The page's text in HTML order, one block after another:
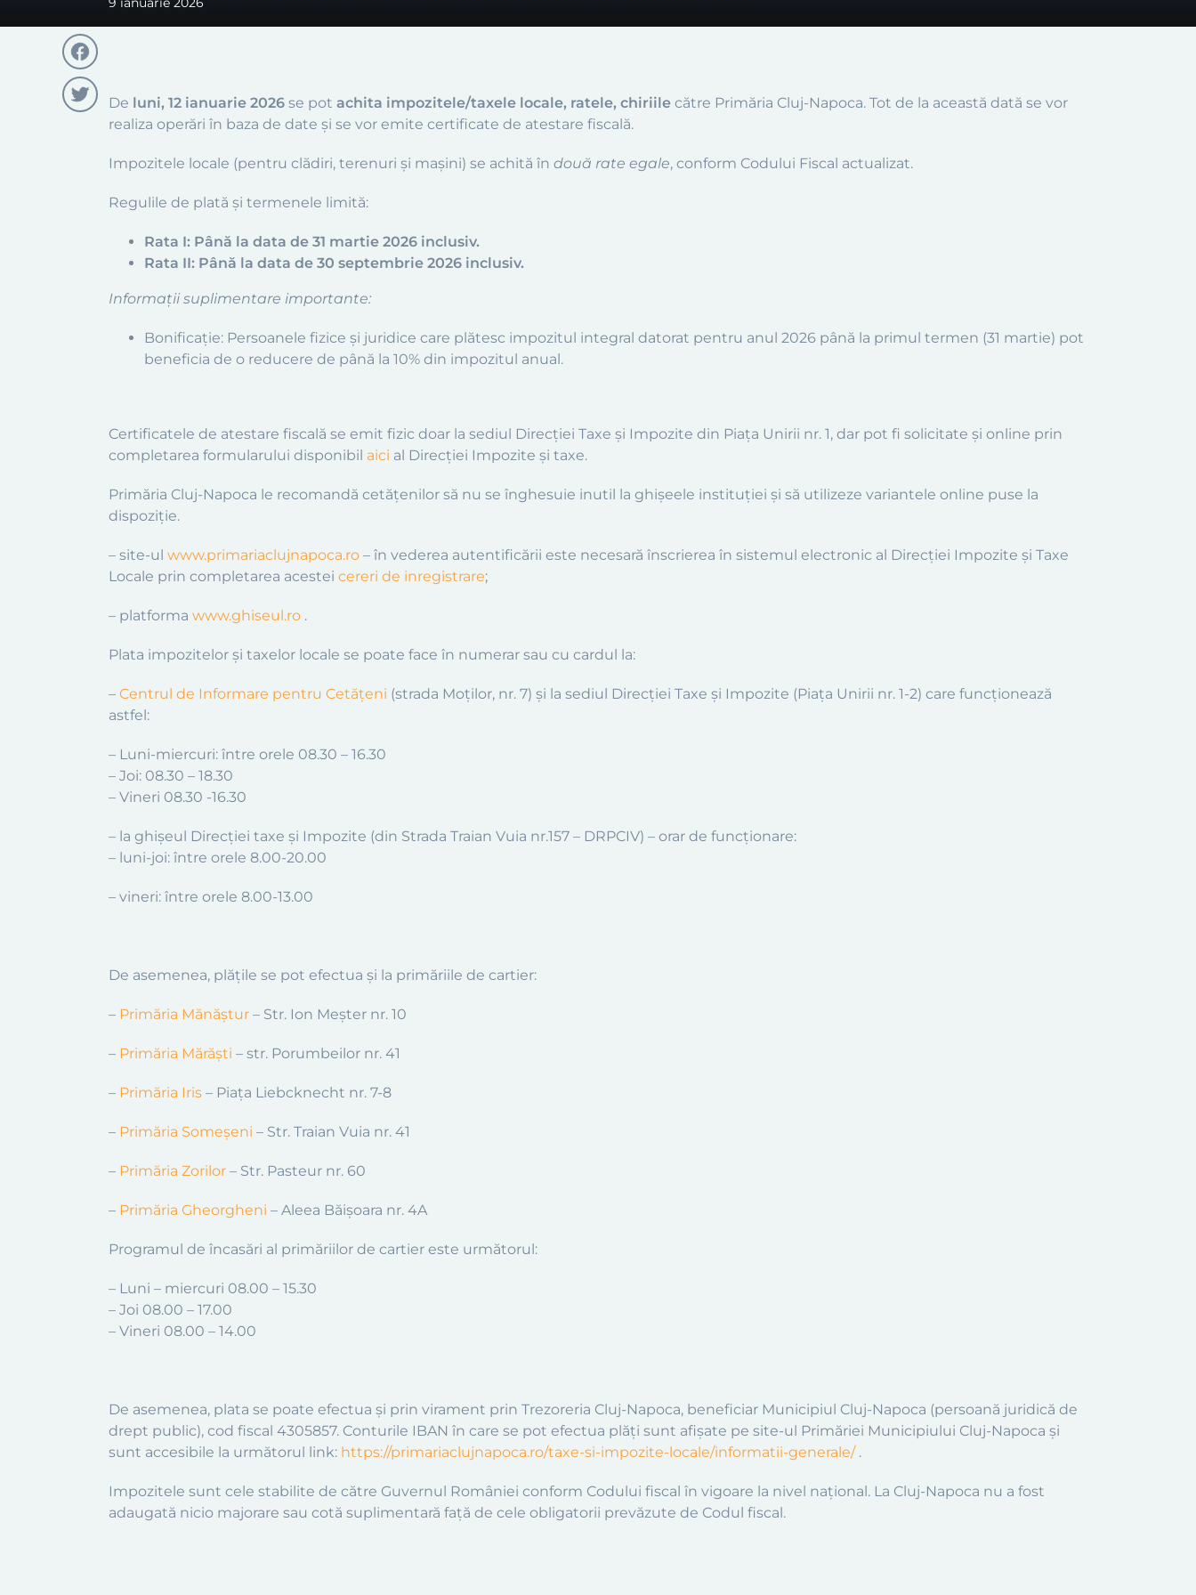
Facebook
Twitter
De luni, 12 ianuarie 2026 se pot achita impozitele/taxele locale, ratele, chiriile către Primăria Cluj-Napoca. Tot de la această dată se vor
realiza operări în baza de date și se vor emite certificate de atestare fiscală.
Impozitele locale (pentru clădiri, terenuri și mașini) se achită în două rate egale, conform Codului Fiscal actualizat.
Regulile de plată și termenele limită:
Rata I: Până la data de 31 martie 2026 inclusiv.
Rata II: Până la data de 30 septembrie 2026 inclusiv.
Informații suplimentare importante:
Bonificație: Persoanele fizice și juridice care plătesc impozitul integral datorat pentru anul 2026 până la primul termen (31 martie) pot
beneficia de o reducere de până la 10% din impozitul anual.
Certificatele de atestare fiscală se emit fizic doar la sediul Direcției Taxe și Impozite din Piața Unirii nr. 1, dar pot fi solicitate și online prin
completarea formularului disponibil aici al Direcției Impozite și taxe.
Primăria Cluj-Napoca le recomandă cetățenilor să nu se înghesuie inutil la ghișeele instituției și să utilizeze variantele online puse la
dispoziție.
– site-ul www.primariaclujnapoca.ro – în vederea autentificării este necesară înscrierea în sistemul electronic al Direcției Impozite și Taxe
Locale prin completarea acestei cereri de inregistrare;
– platforma www.ghiseul.ro .
Plata impozitelor și taxelor locale se poate face în numerar sau cu cardul la:
– Centrul de Informare pentru Cetăţeni (strada Moților, nr. 7) și la sediul Direcției Taxe și Impozite (Piaţa Unirii nr. 1-2) care funcționează
astfel:
– Luni-miercuri: între orele 08.30 – 16.30
– Joi: 08.30 – 18.30
– Vineri 08.30 -16.30
– la ghișeul Direcției taxe și Impozite (din Strada Traian Vuia nr.157 – DRPCIV) – orar de funcționare:
– luni-joi: între orele 8.00-20.00
– vineri: între orele 8.00-13.00
De asemenea, plățile se pot efectua și la primăriile de cartier:
– Primăria Mănăștur – Str. Ion Meșter nr. 10
– Primăria Mărăști – str. Porumbeilor nr. 41
– Primăria Iris – Piața Liebcknecht nr. 7-8
– Primăria Someșeni – Str. Traian Vuia nr. 41
– Primăria Zorilor – Str. Pasteur nr. 60
– Primăria Gheorgheni – Aleea Băişoara nr. 4A
Programul de încasări al primăriilor de cartier este următorul:
– Luni – miercuri 08.00 – 15.30
– Joi 08.00 – 17.00
– Vineri 08.00 – 14.00
De asemenea, plata se poate efectua şi prin virament prin Trezoreria Cluj-Napoca, beneficiar Municipiul Cluj-Napoca (persoană juridică de
drept public), cod fiscal 4305857. Conturile IBAN în care se pot efectua plăți sunt afișate pe site-ul Primăriei Municipiului Cluj-Napoca și
sunt accesibile la următorul link: https://primariaclujnapoca.ro/taxe-si-impozite-locale/informatii-generale/.
Impozitele sunt cele stabilite de către Guvernul României conform Codului fiscal în vigoare la nivel național. La Cluj-Napoca nu a fost
adaugată nicio majorare sau cotă suplimentară față de cele obligatorii prevăzute de Codul fiscal.